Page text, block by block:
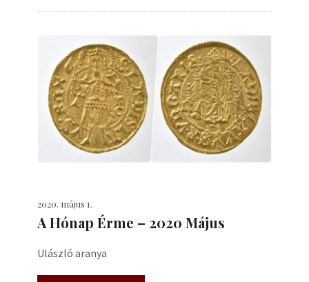
2020. május 1.
A Hónap Érme – 2020 Május
Ulászló aranya